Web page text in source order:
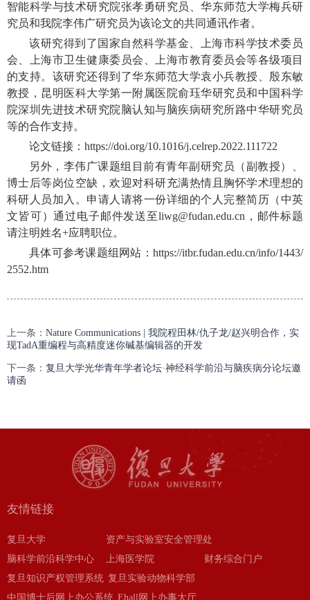
智能科学与技术研究院张孝勇研究员、华东师范大学梅兵研
究员和我院李伟广研究员为该论文的共同通讯作者。
该研究得到了国家自然科学基金、上海市科学技术委员
会、上海市卫生健康委员会、上海市教育委员会等各级项目
的支持。该研究还得到了华东师范大学袁小兵教授、殷东敏
教授，昆明医科大学第一附属医院俞珏华研究员和中国科学
院深圳先进技术研究院脑认知与脑疾病研究所路中华研究员
等的合作支持。
论文链接： https://doi.org/10.1016/j.celrep.2022.111722
另外，李伟广课题组目前有青年副研究员（副教授）、
博士后等岗位空缺，欢迎对科研充满热情且胸怀学术理想的
科研人员加入。申请人请将一份详细的个人完整简历（中英
文皆可）通过电子邮件发送至liwg@fudan.edu.cn， 邮件标题
请注明姓名+应聘职位。
具体可参考课题组网站： https://itbr.fudan.edu.cn/info/1443/
2552.htm
上一条： Nature Communications | 我院程田林/仇子龙/赵兴明合作，实
现TadA重编程与高精度迷你碱基编辑器的开发
下一条： 复旦大学光华青年学者论坛·神经科学前沿与脑疾病分论坛邀
请函
友情链接
复旦大学
资产与实验室安全管理处
脑科学前沿科学中心
上海医学院
财务综合门户
复旦知识产权管理系统 复旦实验动物科学部
中国博士后网上办公系统 Ehall网上办事大厅